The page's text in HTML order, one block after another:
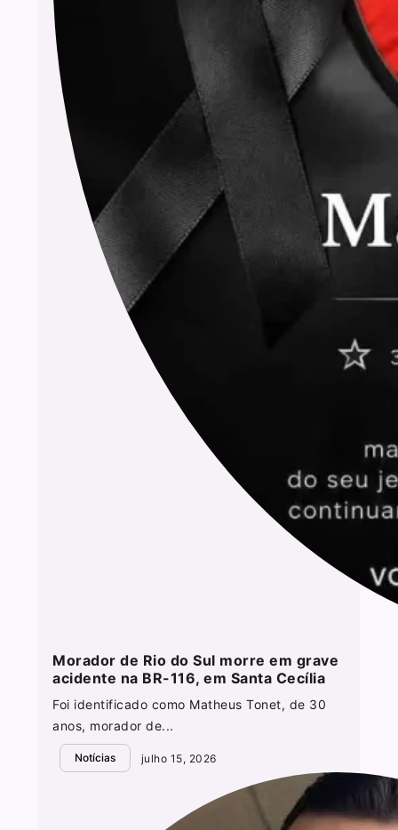
Morador de Rio do Sul morre em grave
acidente na BR-116, em Santa Cecília
Foi identificado como Matheus Tonet, de 30
anos, morador de...
Notícias julho 15, 2026